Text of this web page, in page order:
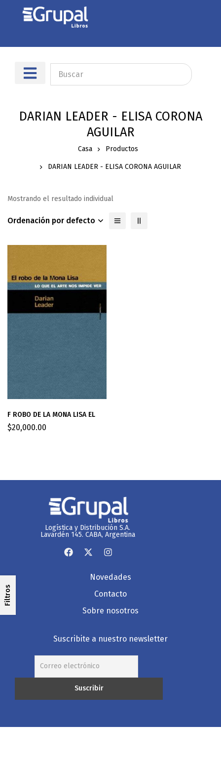
DARIAN LEADER - ELISA CORONA
AGUILAR
Casa Productos
DARIAN LEADER - ELISA CORONA AGUILAR
Filtros
Mostrando el resultado individual
Ordenación por defecto
F ROBO DE LA MONA LISA EL
$20,000.00
Logística y Distribución S.A.
Lavardén 145. CABA, Argentina
Novedades
Contacto
Sobre nosotros
Suscribite a nuestro newsletter